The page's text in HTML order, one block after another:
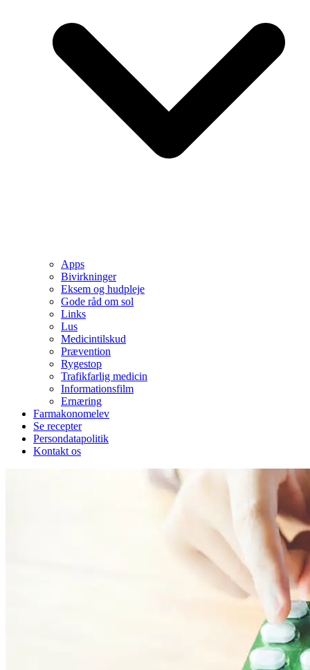
Apps
Bivirkninger
Eksem og hudpleje
Gode råd om sol
Links
Lus
Medicintilskud
Prævention
Rygestop
Trafikfarlig medicin
Informationsfilm
Ernæring
Farmakonomelev
Se recepter
Persondatapolitik
Kontakt os